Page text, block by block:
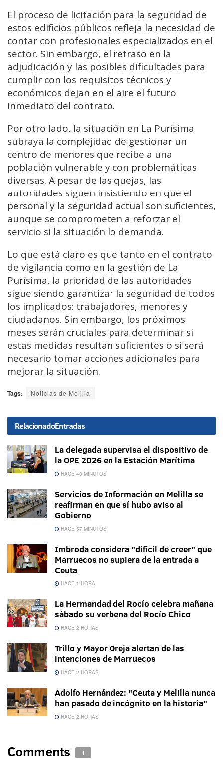
El proceso de licitación para la seguridad de
estos edificios públicos refleja la necesidad de
contar con profesionales especializados en el
sector. Sin embargo, el retraso en la
adjudicación y las posibles dificultades para
cumplir con los requisitos técnicos y
económicos dejan en el aire el futuro
inmediato del contrato.
Por otro lado, la situación en La Purísima
subraya la complejidad de gestionar un
centro de menores que recibe a una
población vulnerable y con problemáticas
diversas. A pesar de las quejas, las
autoridades siguen insistiendo en que el
personal y la seguridad actual son suficientes,
aunque se comprometen a reforzar el
servicio si la situación lo demanda.
Lo que está claro es que tanto en el contrato
de vigilancia como en la gestión de La
Purísima, la prioridad de las autoridades
sigue siendo garantizar la seguridad de todos
los implicados: trabajadores, menores y
ciudadanos. Sin embargo, los próximos
meses serán cruciales para determinar si
estas medidas resultan suficientes o si será
necesario tomar acciones adicionales para
mejorar la situación.
Tags: Noticias de Melilla
RelacionadoEntradas
La delegada supervisa el dispositivo de
la OPE 2026 en la Estación Marítima
HACE 48 MINUTOS
Servicios de Información en Melilla se
reafirman en que sí hubo aviso al
Gobierno
HACE 57 MINUTOS
Imbroda considera "difícil de creer" que
Marruecos no supiera de la entrada a
Ceuta
HACE 1 HORA
La Hermandad del Rocío celebra mañana
sábado su verbena del Rocío Chico
HACE 2 HORAS
Trillo y Mayor Oreja alertan de las
intenciones de Marruecos
HACE 2 HORAS
Adolfo Hernández: "Ceuta y Melilla nunca
han pasado de incógnito en la historia"
HACE 2 HORAS
Comments 1